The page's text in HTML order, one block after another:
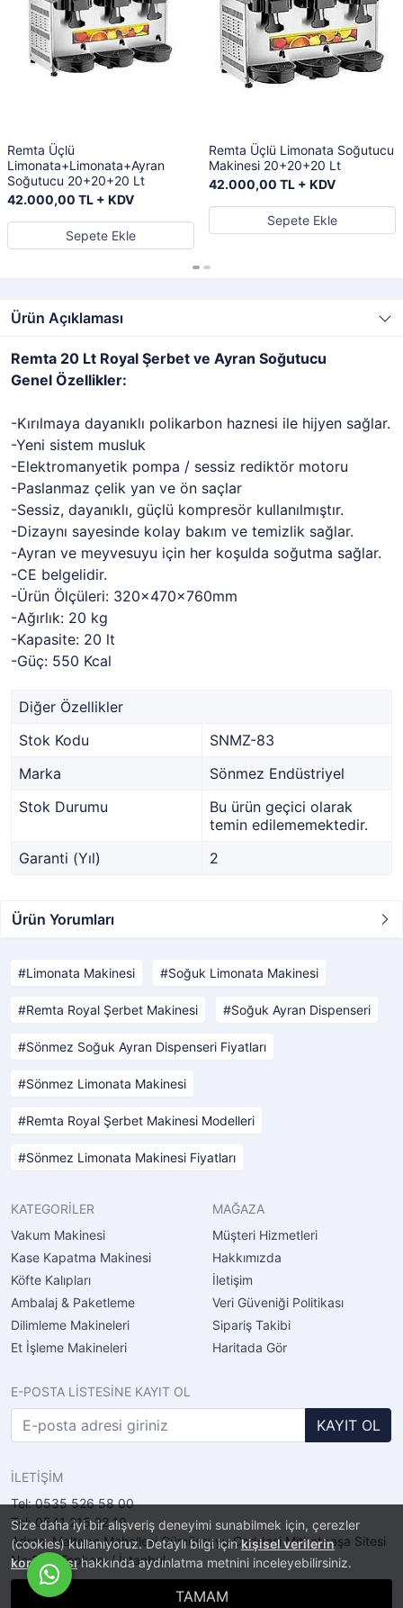
Size daha iyi bir alışveriş deneyimi sunabilmek için, çerezler
(cookies) kullanıyoruz. Detaylı bilgi içinkişisel verilerin
korunmasıhakkında aydınlatma metnini inceleyebilirsiniz.
TAMAM
Remta Üçlü
Limonata+Limonata+Ayran
Soğutucu 20+20+20 Lt
42.000,00 TL + KDV
Sepete Ekle
Remta Üçlü Limonata Soğutucu
Makinesi 20+20+20 Lt
42.000,00 TL + KDV
Sepete Ekle
Ürün Açıklaması
Remta 20 Lt Royal Şerbet ve Ayran Soğutucu
Genel Özellikler:
-Kırılmaya dayanıklı polikarbon haznesi ile hijyen sağlar.
-Yeni sistem musluk
-Elektromanyetik pompa / sessiz rediktör motoru
-Paslanmaz çelik yan ve ön saçlar
-Sessiz, dayanıklı, güçlü kompresör kullanılmıştır.
-Dizaynı sayesinde kolay bakım ve temizlik sağlar.
-Ayran ve meyvesuyu için her koşulda soğutma sağlar.
-CE belgelidir.
-Ürün Ölçüleri: 320x470x760mm
-Ağırlık: 20 kg
-Kapasite: 20 lt
-Güç: 550 Kcal
Diğer Özellikler
Stok Kodu
SNMZ-83
Marka
Sönmez Endüstriyel
Stok Durumu
Bu ürün geçici olarak
temin edilememektedir.
Garanti (Yıl)
2
Ürün Yorumları
Limonata Makinesi Soğuk Limonata Makinesi
Remta Royal Şerbet Makinesi Soğuk Ayran Dispenseri
Sönmez Soğuk Ayran Dispenseri Fiyatları
Sönmez Limonata Makinesi
Remta Royal Şerbet Makinesi Modelleri
Sönmez Limonata Makinesi Fiyatları
KATEGORİLER
Vakum Makinesi
Kase Kapatma Makinesi
Köfte Kalıpları
Ambalaj & Paketleme
Dilimleme Makineleri
Et İşleme Makineleri
MAĞAZA
Müşteri Hizmetleri
Hakkımızda
İletişim
Veri Güveniği Politikası
Sipariş Takibi
Haritada Gör
E-POSTA LİSTESİNE KAYIT OL
KAYIT OL
İLETİŞİM
Tel: 0535 526 58 00
Tel: 0541 215 22 19
Adres: Maltepe Mahellesi Gümüşsuyu Caddesi Mithatpaşa Sitesi
No:2/11 Topkapı / İstanbul
E-Ticaret Sistemi